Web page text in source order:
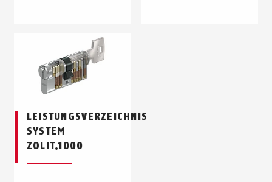
LEISTUNGSVERZEICHNIS
SYSTEM
ZOLIT.1000